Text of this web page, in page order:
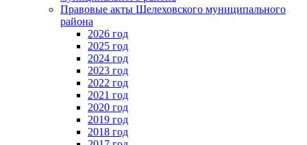
Правовые акты Шелеховского муниципального
района
2026 год
2025 год
2024 год
2023 год
2022 год
2021 год
2020 год
2019 год
2018 год